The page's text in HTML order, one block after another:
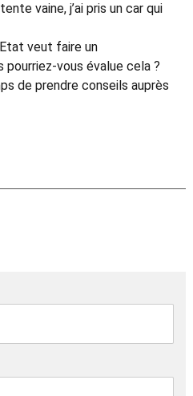
vaine, j’ai pris un car qui
veut faire un
pourriez-vous évalue cela ?
de prendre conseils auprès